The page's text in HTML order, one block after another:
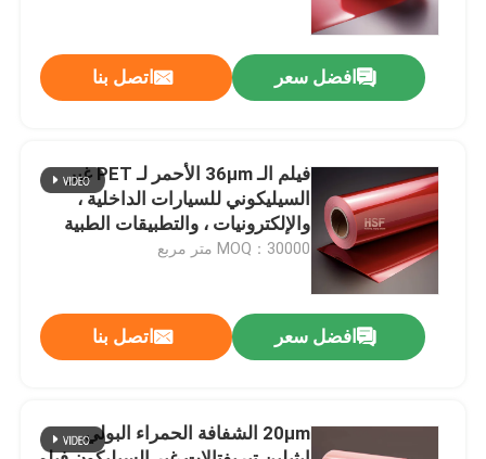
حول بنا
جولة في المعمل
ضبط الجودة
اتصل بنا
طلب اقتباس
فيلم البولي إيثيلين منخفض الكثافة
افضل سعر اتصل بنا
فيلم الـ 36μm الأحمر لـ PET غير
السيليكوني للسيارات الداخلية ،
والإلكترونيات ، والتطبيقات الطبية
MOQ：30000 متر مربع
افضل سعر اتصل بنا
20μm الشفافة الحمراء البولي